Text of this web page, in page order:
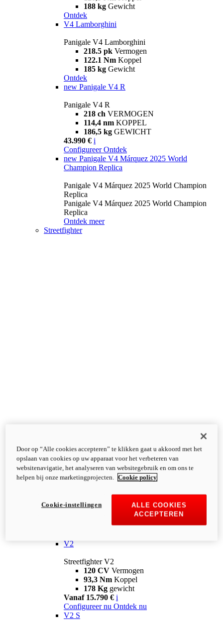
188 kg Gewicht
Ontdek
V4 Lamborghini
Panigale V4 Lamborghini
218.5 pk Vermogen
122.1 Nm Koppel
185 kg Gewicht
Ontdek
new Panigale V4 R
Panigale V4 R
218 ch VERMOGEN
114,4 nm KOPPEL
186,5 kg GEWICHT
43.990 € i
Configureer Ontdek
new Panigale V4 Márquez 2025 World
Champion Replica
Panigale V4 Márquez 2025 World Champion
Replica
Panigale V4 Márquez 2025 World Champion
Replica
Ontdek meer
Streetfighter
V2
Streetfighter V2
120 CV Vermogen
93,3 Nm Koppel
178 Kg gewicht
Vanaf 15.790 € i
Configureer nu Ontdek nu
V2 S
Door op “Alle cookies accepteren” te klikken gaat u akkoord met het
opslaan van cookies op uw apparaat voor het verbeteren van
websitenavigatie, het analyseren van websitegebruik en om ons te
helpen bij onze marketingprojecten.
Cookie policy
ALLE COOKIES
ACCEPTEREN
Cookie-instellingen